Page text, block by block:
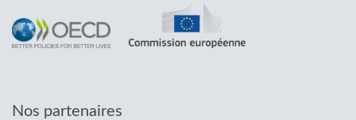
Nos partenaires